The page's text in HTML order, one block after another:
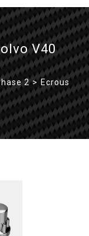
V40
2 > Ecrous